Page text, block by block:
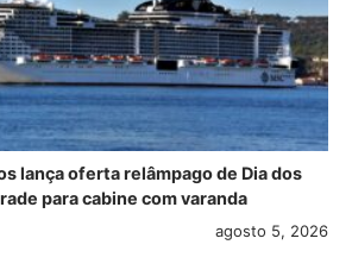
lança oferta relâmpago de Dia dos
para cabine com varanda
agosto 5, 2026